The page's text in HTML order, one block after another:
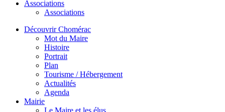
Associations
Associations
Découvrir Chomérac
Mot du Maire
Histoire
Portrait
Plan
Tourisme / Hébergement
Actualités
Agenda
Mairie
Le Maire et les élus